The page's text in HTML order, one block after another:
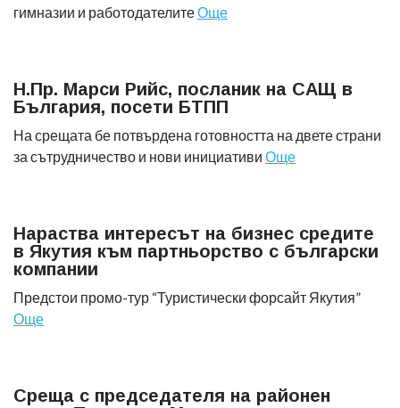
гимназии и работодателитеОще
Н.Пр. Марси Рийс, посланик на САЩ в
България, посети БТПП
На срещата бе потвърдена готовността на двете страни
за сътрудничество и нови инициативи Още
Нараства интересът на бизнес средите
в Якутия към партньорство с български
компании
Предстои промо-тур “Туристически форсайт Якутия”
Още
Среща с председателя на районен